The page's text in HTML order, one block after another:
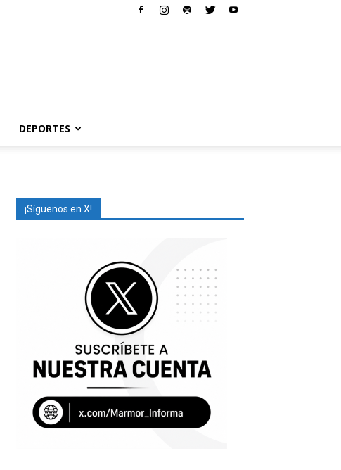
DEPORTES
¡Síguenos en X!